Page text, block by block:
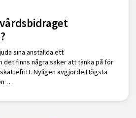
sina anställda ett
det finns några saker att tänka på för
Nyligen avgjorde Högsta
…